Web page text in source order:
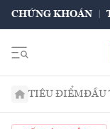
CHỨNG KHOÁN
TIÊU ĐIỂMĐẦU